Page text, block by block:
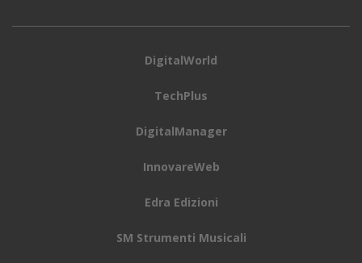
DigitalWorld
TechPlus
DigitalManager
InnovareWeb
Edra Edizioni
SM Strumenti Musicali